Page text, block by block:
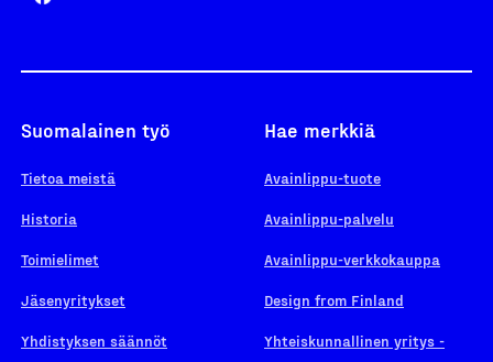
Suomalainen työ
Tietoa meistä
Historia
Toimielimet
Jäsenyritykset
Yhdistyksen säännöt
Hae merkkiä
Avainlippu-tuote
Avainlippu-palvelu
Avainlippu-verkkokauppa
Design from Finland
Yhteiskunnallinen yritys -